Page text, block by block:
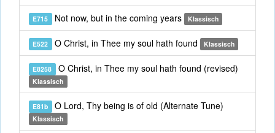
E715 Not now, but in the coming years Klassisch
E522 O Christ, in Thee my soul hath found Klassisch
E8258 O Christ, in Thee my soul hath found (revised)
Klassisch
E81b O Lord, Thy being is of old (Alternate Tune)
Klassisch